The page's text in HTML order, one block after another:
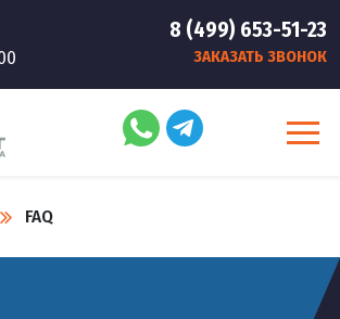
8 (499) 653-51-23
ЗАКАЗАТЬ ЗВОНОК
FAQ